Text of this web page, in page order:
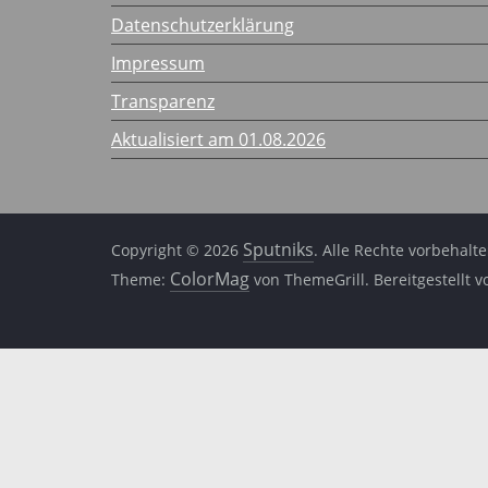
Datenschutzerklärung
Impressum
Transparenz
Aktualisiert am 01.08.2026
Copyright © 2026 Sputniks. Alle Rechte
Theme: ColorMag von ThemeGrill. Bereitgestellt